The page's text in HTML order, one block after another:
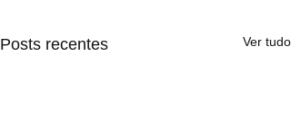
Posts recentes Ver tudo